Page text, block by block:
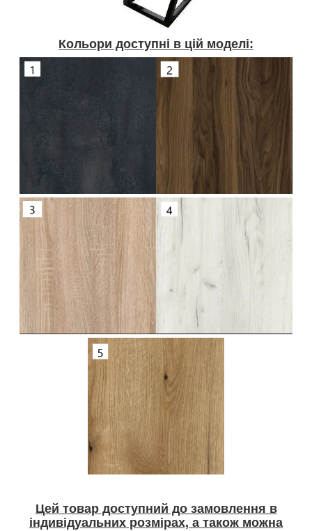
Кольори доступні в цій моделі:
Цей товар доступний до замовлення в
індивідуальних розмірах, а також можна